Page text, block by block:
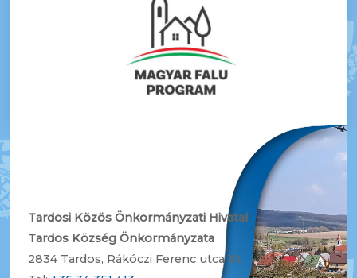
Tardosi Közös Önkormányzati Hivatal
Tardos Község Önkormányzata
2834 Tardos, Rákóczi Ferenc utca 10.